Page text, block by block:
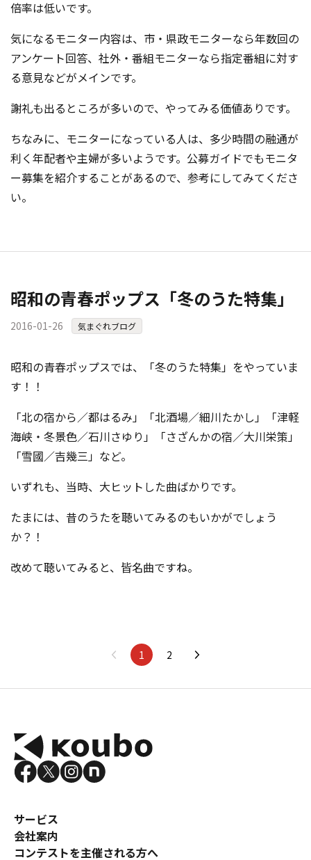
倍率は低いです。
気になるモニター内容は、市・県政モニターなら年数回の
アンケート回答、社外・番組モニターなら指定番組に対す
る意見などがメインです。
謝礼も出るところが多いので、やってみる価値ありです。
ちなみに、モニターになっている人は、多少時間の融通が
利く年配者や主婦が多いようです。公募ガイドでもモニタ
ー募集を紹介することがあるので、参考にしてみてくださ
い。
昭和の青春ポップス「冬のうた特集」
2016-01-26 気まぐれブログ
昭和の青春ポップスでは、「冬のうた特集」をやっていま
す！！
「北の宿から／都はるみ」「北酒場／細川たかし」「津軽
海峡・冬景色／石川さゆり」「さざんかの宿／大川栄策」
「雪國／吉幾三」など。
いずれも、当時、大ヒットした曲ばかりです。
たまには、昔のうたを聴いてみるのもいかがでしょう
か？！
改めて聴いてみると、皆名曲ですね。
1 2
サービス
会社案内
コンテストを主催される方へ